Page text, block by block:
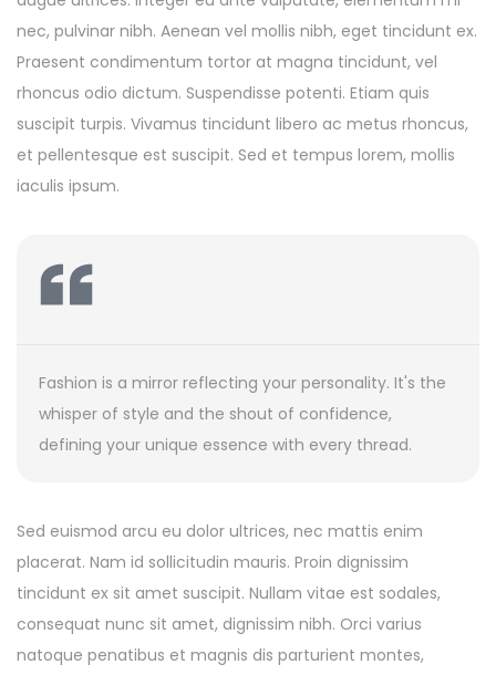
nec, pulvinar nibh. Aenean vel mollis nibh, eget tincidunt ex.
Praesent condimentum tortor at magna tincidunt, vel
rhoncus odio dictum. Suspendisse potenti. Etiam quis
suscipit turpis. Vivamus tincidunt libero ac metus rhoncus,
et pellentesque est suscipit. Sed et tempus lorem, mollis
iaculis ipsum.
Fashion is a mirror reflecting your personality. It's the
whisper of style and the shout of confidence,
defining your unique essence with every thread.
Fashion is a mirror reflecting your personality. It's the
whisper of style and the shout of confidence,
defining your unique essence with every thread.
Fashion is a mirror reflecting your personality. It's the
whisper of style and the shout of confidence,
defining your unique essence with every thread.
Sed euismod arcu eu dolor ultrices, nec mattis enim
placerat. Nam id sollicitudin mauris. Proin dignissim
tincidunt ex sit amet suscipit. Nullam vitae est sodales,
consequat nunc sit amet, dignissim nibh. Orci varius
natoque penatibus et magnis dis parturient montes,